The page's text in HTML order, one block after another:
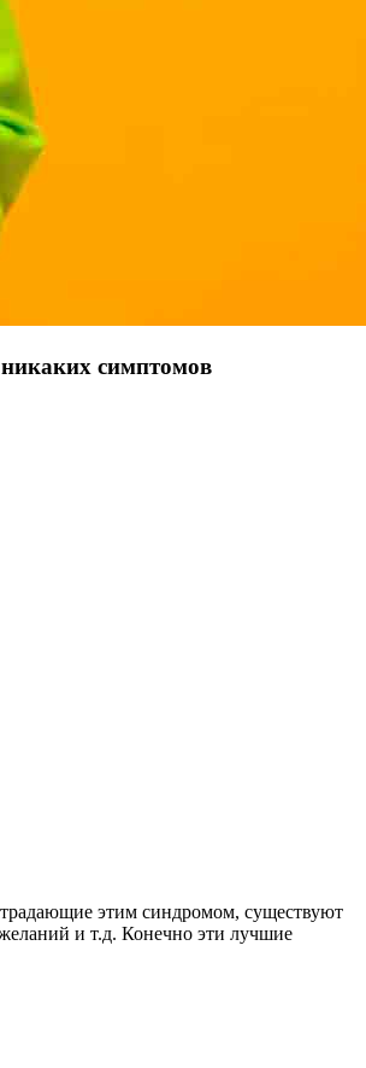
симптомов
этим синдромом, существуют
и т.д. Конечно эти лучшие